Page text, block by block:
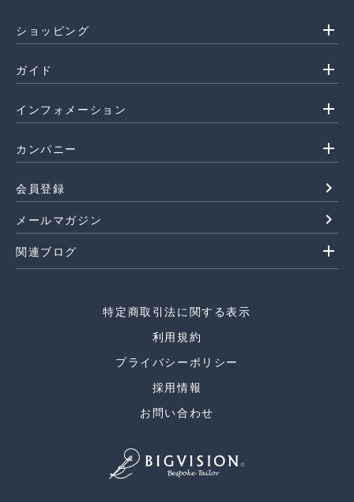
ショッピング add
ガイド add
インフォメーション add
カンパニー add
会員登録 navigate_next
メールマガジン navigate_next
関連ブログ add
特定商取引法に関する表示
利用規約
プライバシーポリシー
採用情報
お問い合わせ